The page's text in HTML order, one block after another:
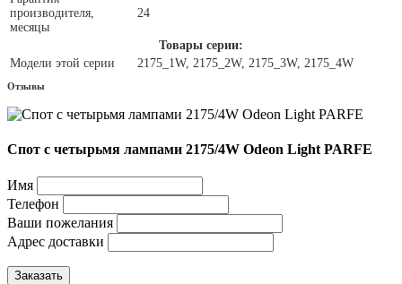
производителя,
месяцы
24
Товары серии:
Модели этой серии
2175_1W, 2175_2W, 2175_3W, 2175_4W
Отзывы
Спот с четырьмя лампами 2175/4W Odeon Light PARFE
Имя
Телефон
Ваши пожелания
Адрес доставки
Заказать